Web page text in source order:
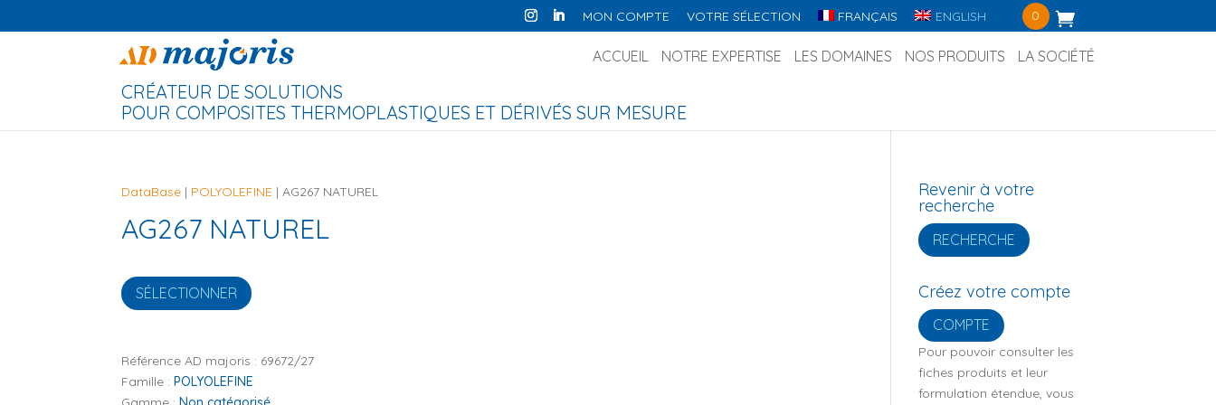
MON COMPTE VOTRE SÉLECTION FRANÇAIS ENGLISH 0
CRÉATEUR DE SOLUTIONS
POUR COMPOSITES THERMOPLASTIQUES ET DÉRIVÉS SUR MESURE
ACCUEIL NOTRE EXPERTISE LES DOMAINES NOS PRODUITS LA SOCIÉTÉ
DataBase | POLYOLEFINE | AG267 NATUREL
AG267 NATUREL
SÉLECTIONNER
Référence AD majoris : 69672/27
Famille :POLYOLEFINE
Revenir à votre
recherche
RECHERCHE
Créez votre compte
COMPTE
Pour pouvoir consulter les
fiches produits et leur
formulation étendue, vous